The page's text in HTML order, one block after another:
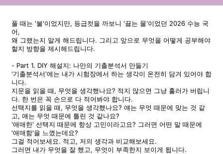
풀 때는 '불'이었지만, 등급컷을 까보니 '끓는 물'이었던 2026 수능 국
어,
왜 그랬는지 알게 해드립니다. 그리고 앞으로 무엇을 어떻게 공부해야
할지 방향을 제시해드립니다.
- Part 1. DIY 해설지: 나만의 기출분석서 만들기
'기출분석서'에는 내가 시험장에서 하는 생각이 온전히 담겨 있어야 합
니다.
지문을 읽을 때, 무엇을 생각했나요? 적지 않으면 그냥 흘러가 버립니
다. 한 번은 꼭 손으로 다 적어봐야 합니다.
선택지를 읽을 때, 무엇을 생각했나요? 얘는 무엇 때문에 맞는 것 같
고, 얘는 무엇 때문에 틀린 것 같나요?
'애매한' 선택지 때문에 항상 고민이라고요? 그러면 어떤 말 때문에
'애매함'을 느꼈는데요?
그걸 적어보세요. 적고, 저의 생각과 비교해보세요.
그러면 내가 무엇을 잘 했고, 무엇이 부족한지 보이게 됩니다.